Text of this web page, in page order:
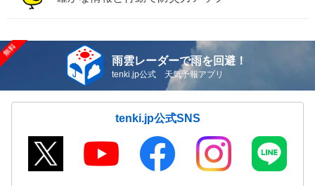
雨雲レーダーで雨を回避！
tenki.jp公式 天気予報アプリ
tenki.jp公式SNS